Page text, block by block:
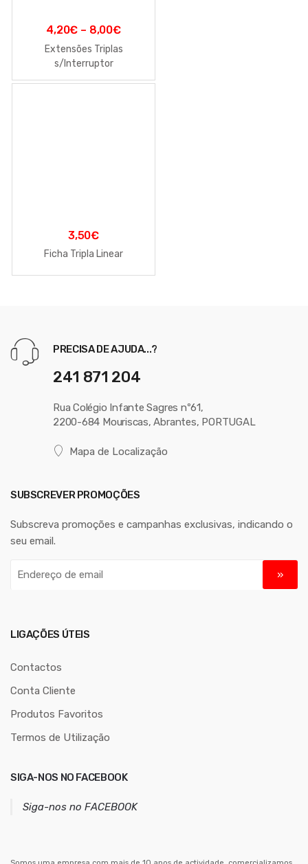
4,20€ – 8,00€
Extensões Triplas
s/Interruptor
3,50€
Ficha Tripla Linear
PRECISA DE AJUDA...?
241 871 204
Rua Colégio Infante Sagres nº61,
2200-684 Mouriscas, Abrantes, PORTUGAL
Mapa de Localização
SUBSCREVER PROMOÇÕES
Subscreva promoções e campanhas exclusivas, indicando o
seu email.
r
ç
e
e
i
LIGAÇÕES ÚTEIS
Contactos
Conta Cliente
Produtos Favoritos
Termos de Utilização
SIGA-NOS NO FACEBOOK
Siga-nos no FACEBOOK